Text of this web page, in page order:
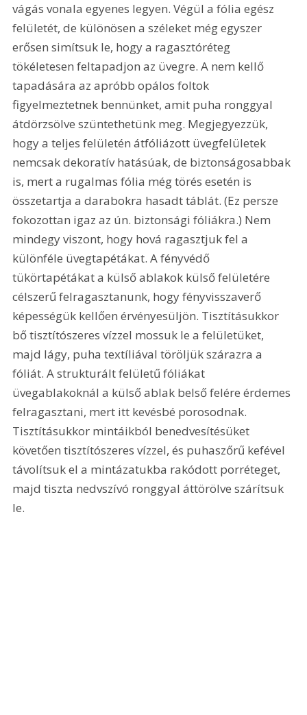
vágás vonala egyenes legyen. Végül a fólia egész
felületét, de különösen a széleket még egyszer
erősen simítsuk le, hogy a ragasztóréteg
tökéletesen feltapadjon az üvegre. A nem kellő
tapadására az apróbb opálos foltok
figyelmeztetnek bennünket, amit puha ronggyal
átdörzsölve szüntethetünk meg. Megjegyezzük,
hogy a teljes felületén átfóliázott üvegfelületek
nemcsak dekoratív hatásúak, de biztonságosabbak
is, mert a rugalmas fólia még törés esetén is
összetartja a darabokra hasadt táblát. (Ez persze
fokozottan igaz az ún. biztonsági fóliákra.) Nem
mindegy viszont, hogy hová ragasztjuk fel a
különféle üvegtapétákat. A fényvédő
tükörtapétákat a külső ablakok külső felületére
célszerű felragasztanunk, hogy fényvisszaverő
képességük kellően érvényesüljön. Tisztításukkor
bő tisztítószeres vízzel mossuk le a felületüket,
majd lágy, puha textíliával töröljük szárazra a
fóliát. A strukturált felületű fóliákat
üvegablakoknál a külső ablak belső felére érdemes
felragasztani, mert itt kevésbé porosodnak.
Tisztításukkor mintáikból benedvesítésüket
követően tisztítószeres vízzel, és puhaszőrű kefével
távolítsuk el a mintázatukba rakódott porréteget,
majd tiszta nedvszívó ronggyal áttörölve szárítsuk
le.